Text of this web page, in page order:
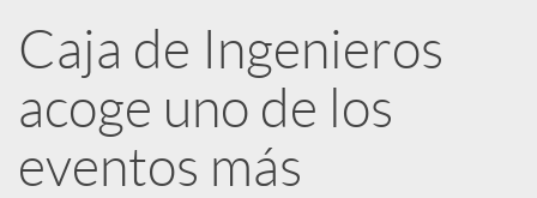
e
d
Caja de Ingenieros
acoge uno de los
eventos más